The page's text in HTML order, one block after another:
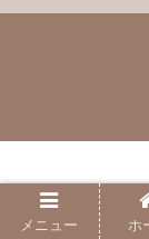
メニュー ホ